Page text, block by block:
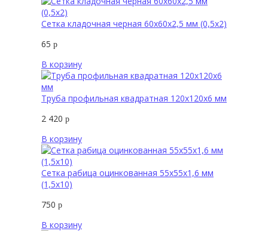
Сетка кладочная черная 60х60х2,5 мм (0,5х2)
65 р
В корзину
Труба профильная квадратная 120х120х6 мм
2 420 р
В корзину
Сетка рабица оцинкованная 55х55х1,6 мм
(1,5х10)
750 р
В корзину